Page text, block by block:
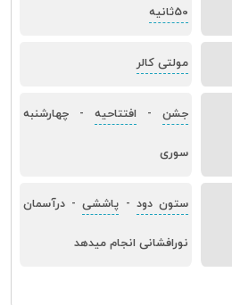
50ثانیه
مولتی کالر
جشن - افتتاحیه - چهارشنبه
سوری
ستون دود - پاششی- درآسمان
نورافشانی انجام میدهد